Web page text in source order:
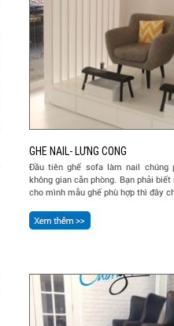
GHE NAIL- LƯNG CONG
Đầu tiên ghế sofa làm nail chúng
không gian căn phòng. Bạn phải
cho mình mẫu ghế phù hợp thì đây